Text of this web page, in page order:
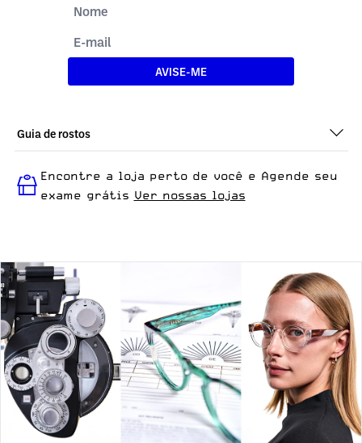
AVISE-ME
Guia de rostos
Laranja é ideal para quem busca um óculos confortável para o
dia a dia.
Encontre a loja perto de você e Agende seu
exame grátis Ver nossas lojas